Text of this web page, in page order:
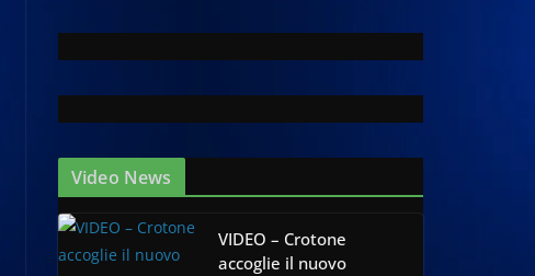
Video News
VIDEO – Crotone
accoglie il nuovo